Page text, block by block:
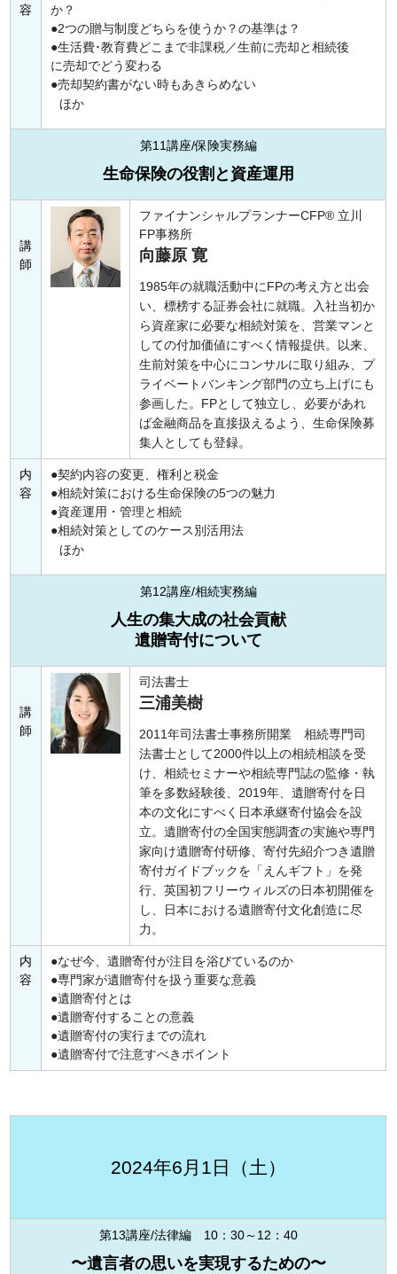
容
か？
2つの贈与制度どちらを使うか？の基準は？
生活費･教育費どこまで非課税／生前に売却と相続後
に売却でどう変わる
売却契約書がない時もあきらめない
ほか
第11講座/保険実務編
生命保険の役割と資産運用
講
師
ファイナンシャルプランナーCFP® 立川
FP事務所
向藤原 寛
1985年の就職活動中にFPの考え方と出会
い、標榜する証券会社に就職。入社当初か
ら資産家に必要な相続対策を、営業マンと
しての付加価値にすべく情報提供。以来、
生前対策を中心にコンサルに取り組み、プ
ライベートバンキング部門の立ち上げにも
参画した。FPとして独立し、必要があれ
ば金融商品を直接扱えるよう、生命保険募
集人としても登録。
内
容
契約内容の変更、権利と税金
相続対策における生命保険の5つの魅力
資産運用・管理と相続
相続対策としてのケース別活用法
ほか
第12講座/相続実務編
人生の集大成の社会貢献
遺贈寄付について
講
師
司法書士
三浦美樹
2011年司法書士事務所開業 相続専門司
法書士として2000件以上の相続相談を受
け、相続セミナーや相続専門誌の監修・執
筆を多数経験後、2019年、遺贈寄付を日
本の文化にすべく日本承継寄付協会を設
立。遺贈寄付の全国実態調査の実施や専門
家向け遺贈寄付研修、寄付先紹介つき遺贈
寄付ガイドブックを「えんギフト」を発
行、英国初フリーウィルズの日本初開催を
し、日本における遺贈寄付文化創造に尽
力。
内
容
なぜ今、遺贈寄付が注目を浴びているのか
専門家が遺贈寄付を扱う重要な意義
遺贈寄付とは
遺贈寄付することの意義
遺贈寄付の実行までの流れ
遺贈寄付で注意すべきポイント
2024年6月1日（土）
第13講座/法律編 10：30～12：40
〜遺言者の思いを実現するための〜